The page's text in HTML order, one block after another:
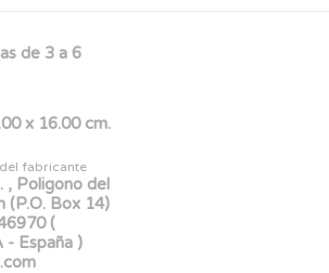
de 3 a 6
x 16.00 cm.
fabricante
, Poligono del
(P.O. Box 14)
(
- España )